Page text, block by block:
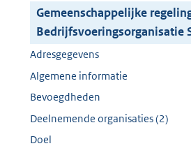
Gemeenschappelijke
Bedrijfsvoeringsorganisatie
Adresgegevens
Algemene informatie
Bevoegdheden
Deelnemende organisaties (2)
Doel